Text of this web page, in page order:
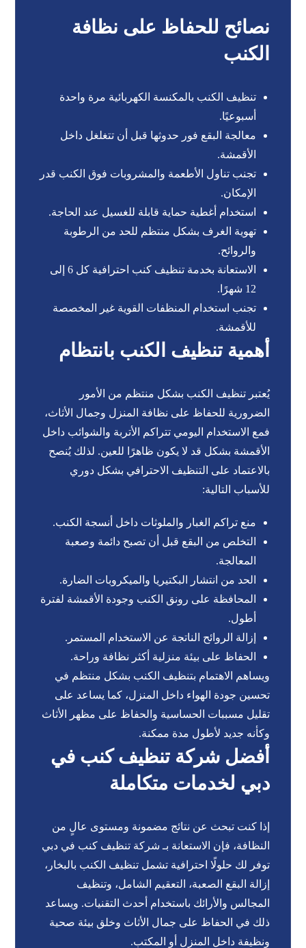
نصائح للحفاظ على نظافة
الكنب
تنظيف الكنب بالمكنسة الكهربائية مرة واحدة
أسبوعيًا.
معالجة البقع فور حدوثها قبل أن تتغلغل داخل
الأقمشة.
تجنب تناول الأطعمة والمشروبات فوق الكنب قدر
الإمكان.
استخدام أغطية حماية قابلة للغسيل عند الحاجة.
تهوية الغرف بشكل منتظم للحد من الرطوبة
والروائح.
الاستعانة بخدمة تنظيف كنب احترافية كل 6 إلى
12 شهرًا.
تجنب استخدام المنظفات القوية غير المخصصة
للأقمشة.
أهمية تنظيف الكنب بانتظام
يُعتبر تنظيف الكنب بشكل منتظم من الأمور
الضرورية للحفاظ على نظافة المنزل وجمال الأثاث،
فمع الاستخدام اليومي تتراكم الأتربة والشوائب داخل
الأقمشة بشكل قد لا يكون ظاهرًا للعين. لذلك يُنصح
بالاعتماد على التنظيف الاحترافي بشكل دوري
للأسباب التالية:
منع تراكم الغبار والملوثات داخل أنسجة الكنب.
التخلص من البقع قبل أن تصبح دائمة وصعبة
المعالجة.
الحد من انتشار البكتيريا والميكروبات الضارة.
المحافظة على رونق الكنب وجودة الأقمشة لفترة
أطول.
إزالة الروائح الناتجة عن الاستخدام المستمر.
الحفاظ على بيئة منزلية أكثر نظافة وراحة.
ويساهم الاهتمام بتنظيف الكنب بشكل منتظم في
تحسين جودة الهواء داخل المنزل، كما يساعد على
تقليل مسببات الحساسية والحفاظ على مظهر الأثاث
وكأنه جديد لأطول مدة ممكنة.
أفضل شركة تنظيف كنب في
دبي لخدمات متكاملة
إذا كنت تبحث عن نتائج مضمونة ومستوى عالٍ من
النظافة، فإن الاستعانة بـ شركة تنظيف كنب في دبي
توفر لك حلولًا احترافية تشمل تنظيف الكنب بالبخار،
إزالة البقع الصعبة، التعقيم الشامل، وتنظيف
المجالس والأرائك باستخدام أحدث التقنيات. ويساعد
ذلك في الحفاظ على جمال الأثاث وخلق بيئة صحية
ونظيفة داخل المنزل أو المكتب.